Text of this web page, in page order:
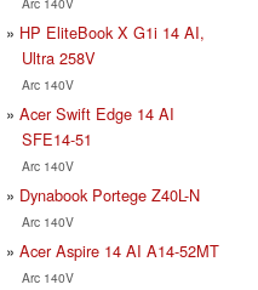
HP EliteBook X G1i 14 AI,
Ultra 258V
Arc 140V
Acer Swift Edge 14 AI
SFE14-51
Arc 140V
Dynabook Portege Z40L-N
Arc 140V
Acer Aspire 14 AI A14-52MT
Arc 140V